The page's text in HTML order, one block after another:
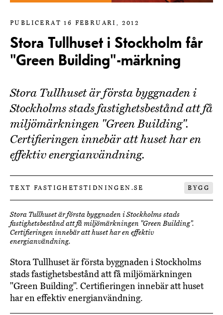
PUBLICERAT 16 FEBRUARI, 2012
Stora Tullhuset i Stockholm får
"Green Building"-märkning
Stora Tullhuset är första byggnaden i
Stockholms stads fastighetsbestånd att få
miljömärkningen "Green Building".
Certifieringen innebär att huset har en
effektiv energianvändning.
TEXT FASTIGHETSTIDNINGEN.SE BYGG
Stora Tullhuset är första byggnaden i Stockholms stads
fastighetsbestånd att få miljömärkningen "Green Building".
Certifieringen innebär att huset har en effektiv
energianvändning.
Stora Tullhuset är första byggnaden i Stockholms
stads fastighetsbestånd att få miljömärkningen
"Green Building". Certifieringen innebär att huset
har en effektiv energianvändning.